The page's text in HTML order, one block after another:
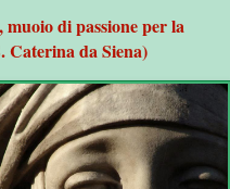
muoio di passione per la
Caterina da Siena)